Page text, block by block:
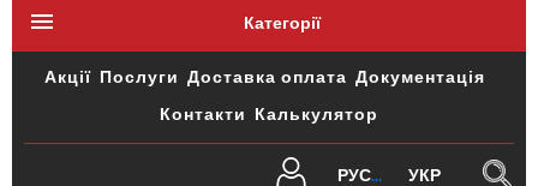
Категорії
Акції Послуги Доставка оплата Документація
Контакти Калькулятор
РУС УКР